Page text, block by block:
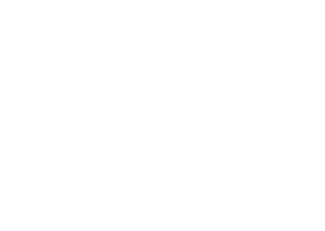
besteht, etwa,
elektronischen